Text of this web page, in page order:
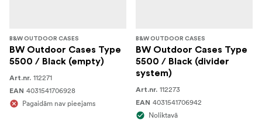
B&W OUTDOOR CASES
BW Outdoor Cases Type
5500 / Black (empty)
Art.nr. 112271
EAN 4031541706928
Pagaidām nav pieejams
B&W OUTDOOR CASES
BW Outdoor Cases Type
5500 / Black (divider
system)
Art.nr. 112273
EAN 4031541706942
Noliktavā